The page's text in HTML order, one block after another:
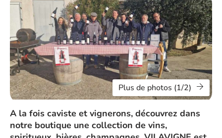
Plus de photos (1/2)
A la fois caviste et vignerons, découvrez dans
notre boutique une collection de vins,